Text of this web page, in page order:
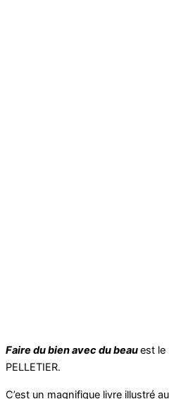
Faire du bien avec du beauest le
PELLETIER.
C’est un magnifique livre illustré